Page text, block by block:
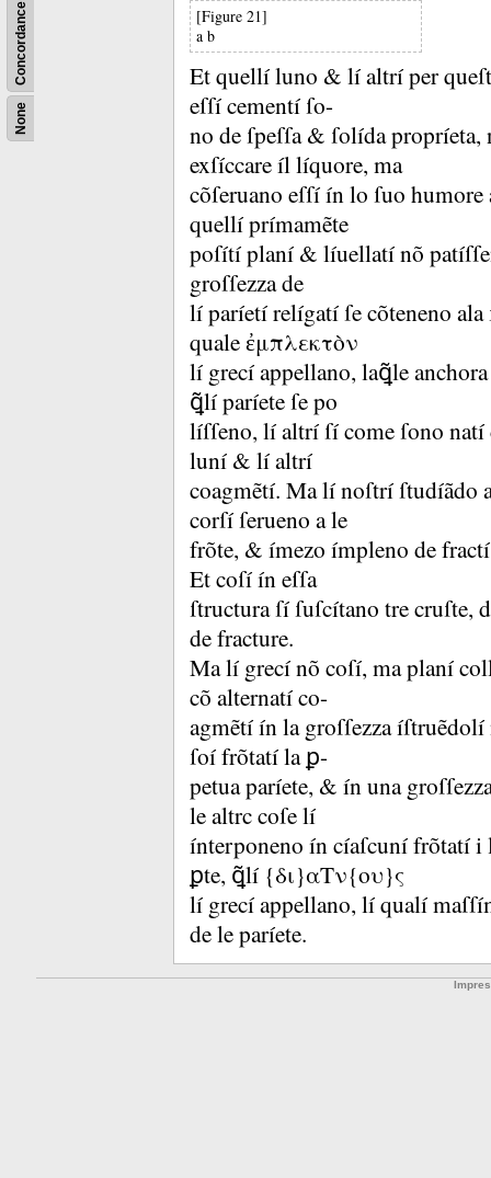
None
Concordance
[Figure 21]
a b
Et quellí luno & lí altrí per
eſſí cementí ſo-
no de ſpeſſa & ſolída propríeta,
exſíccare íl líquore, ma
cõſeruano eſſí ín lo ſuo
quellí prímamẽte
poſítí planí & líuellatí nõ
groſſezza de
lí paríetí relígatí ſe cõteneno ala
quale ἐμπλεκτὸν
lí grecí appellano, laꝗ̃le
ꝗ̃lí paríete ſe po
líſſeno, lí altrí ſí come ſono
luní & lí altrí
coagmẽtí. Ma lí noſtrí ſtudíãdo
corſí ſerueno a le
frõte, & ímezo ímpleno de
Et coſí ín eſſa
ſtructura ſí ſuſcítano tre
de fracture.
Ma lí grecí nõ coſí, ma planí
cõ alternatí co-
agmẽtí ín la groſſezza
ſoí frõtatí la ꝑ-
petua paríete, & ín una
le altrc coſe lí
ínterponeno ín cíaſcuní frõtatí i
ꝑte, ꝗ̃lí {δι}αΤν{ου}ς
lí grecí appellano, lí qualí
de le paríete.